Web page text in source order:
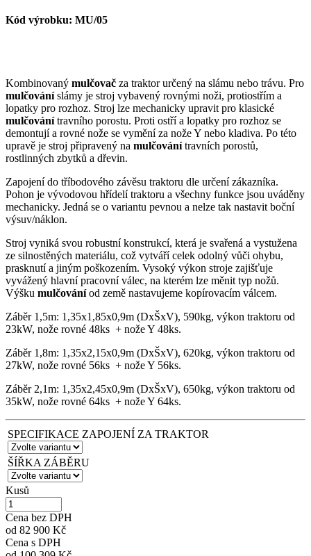
Kód výrobku: MU/05
Kombinovaný mulčovač za traktor určený na slámu nebo trávu. Pro
mulčováníslámy je stroj vybavený rovnými noži, protiostřím a
lopatky pro rozhoz. Stroj lze mechanicky upravit pro klasické
mulčovánítravního porostu. Proti ostří a lopatky pro rozhoz se
demontují a rovné nože se vymění za nože Y nebo kladiva. Po této
upravě je stroj připravený na mulčovánítravních porostů,
rostlinných zbytků a dřevin.
Zapojení do tříbodového závěsu traktoru dle určení zákazníka.
Pohon je vývodovou hřídelí traktoru a všechny funkce jsou uváděny
mechanicky. Jedná se o variantu pevnou a nelze tak nastavit boční
výsuv/náklon.
Stroj vyniká svou robustní konstrukcí, která je svařená a vystužena
ze silnostěných materiálu, což vytváří celek odolný vůči ohybu,
prasknutí a jiným poškozením. Vysoký výkon stroje zajišťuje
vyvážený hlavní pracovní válec, na kterém lze měnit typ nožů.
Výšku mulčováníod země nastavujeme kopírovacím válcem.
Záběr 1,5m: 1,35x1,85x0,9m (DxŠxV), 590kg, výkon traktoru od
23kW, nože rovné 48ks + nože Y 48ks.
Záběr 1,8m: 1,35x2,15x0,9m (DxŠxV), 620kg, výkon traktoru od
27kW, nože rovné 56ks + nože Y 56ks.
Záběr 2,1m: 1,35x2,45x0,9m (DxŠxV), 650kg, výkon traktoru od
35kW, nože rovné 64ks + nože Y 64ks.
SPECIFIKACE ZAPOJENÍ ZA TRAKTOR
ŠÍŘKA ZÁBĚRU
Kusů
Cena bez DPH
od 82 900 Kč
Cena s DPH